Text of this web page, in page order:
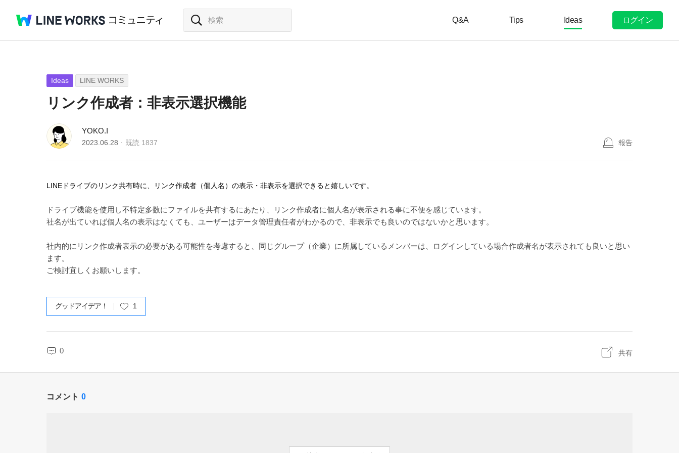
Q&A Tips Ideas ログイン
Ideas LINE WORKS
リンク作成者：非表示選択機能
YOKO.I
2023.06.28 既読 1837 報告
LINEドライブのリンク共有時に、リンク作成者（個人名）の表示・非表示を選択できると嬉しいです。
ドライブ機能を使用し不特定多数にファイルを共有するにあたり、リンク作成者に個人名が表示される事に不便を感じています。
社名が出ていれば個人名の表示はなくても、ユーザーはデータ管理責任者がわかるので、非表示でも良いのではないかと思います。
社内的にリンク作成者表示の必要がある可能性を考慮すると、同じグループ（企業）に所属しているメンバーは、ログインしている場合作成者名が表示されても良いと思い
ます。
ご検討宜しくお願いします。
グッドアイデア！ 1
0 共有
コメント 0